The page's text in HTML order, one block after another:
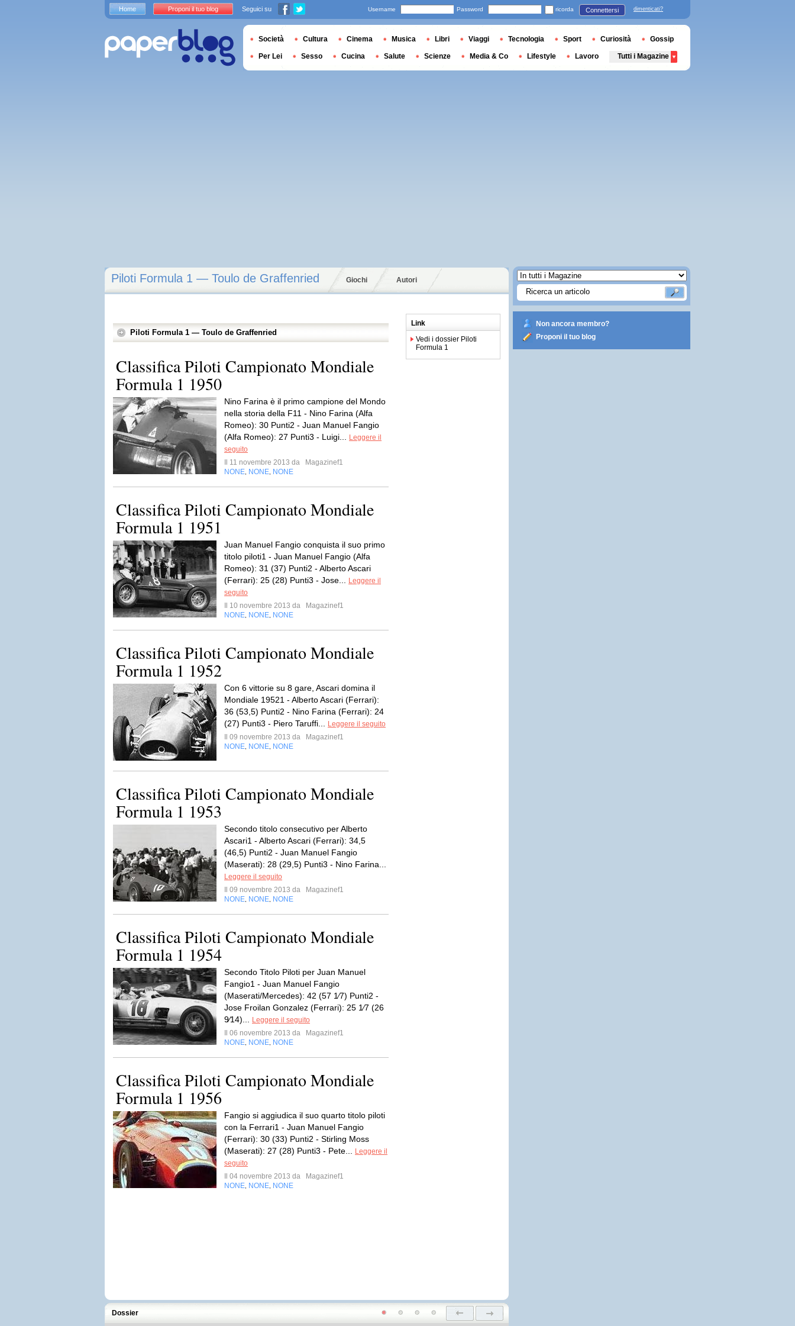
Piloti Formula 1 — Toulo de Graffenried Giochi Autori
Piloti Formula 1 — Toulo de Graffenried
Classifica Piloti Campionato Mondiale
Formula 1 1950
Nino Farina è il primo campione del Mondo
nella storia della F11 - Nino Farina (Alfa
Romeo): 30 Punti2 - Juan Manuel Fangio
(Alfa Romeo): 27 Punti3 - Luigi...
Leggere il
seguito
Il 11 novembre 2013 da
Magazinef1
NONE NONE NONE
Classifica Piloti Campionato Mondiale
Formula 1 1951
Juan Manuel Fangio conquista il suo primo
titolo piloti1 - Juan Manuel Fangio (Alfa
Romeo): 31 (37) Punti2 - Alberto Ascari
(Ferrari): 25 (28) Punti3 - Jose...
Leggere il
seguito
Il 10 novembre 2013 da
Magazinef1
NONE NONE NONE
Classifica Piloti Campionato Mondiale
Formula 1 1952
Con 6 vittorie su 8 gare, Ascari domina il
Mondiale 19521 - Alberto Ascari (Ferrari):
36 (53,5) Punti2 - Nino Farina (Ferrari): 24
(27) Punti3 - Piero Taruffi...
Leggere il seguito
Il 09 novembre 2013 da
Magazinef1
NONE NONE NONE
Classifica Piloti Campionato Mondiale
Formula 1 1953
Secondo titolo consecutivo per Alberto
Ascari1 - Alberto Ascari (Ferrari): 34,5
(46,5) Punti2 - Juan Manuel Fangio
(Maserati): 28 (29,5) Punti3 - Nino Farina...
Leggere il seguito
Il 09 novembre 2013 da
Magazinef1
NONE NONE NONE
Classifica Piloti Campionato Mondiale
Formula 1 1954
Secondo Titolo Piloti per Juan Manuel
Fangio1 - Juan Manuel Fangio
(Maserati/Mercedes): 42 (57 1⁄7) Punti2 -
Jose Froilan Gonzalez (Ferrari): 25 1⁄7 (26
9⁄14)...
Leggere il seguito
Il 06 novembre 2013 da
Magazinef1
NONE NONE NONE
Classifica Piloti Campionato Mondiale
Formula 1 1956
Fangio si aggiudica il suo quarto titolo piloti
con la Ferrari1 - Juan Manuel Fangio
(Ferrari): 30 (33) Punti2 - Stirling Moss
(Maserati): 27 (28) Punti3 - Pete...
Leggere il
seguito
Il 04 novembre 2013 da
Magazinef1
NONE NONE NONE
Link
Vedi i dossier Piloti
Formula 1
Dossier
Non ancora membro?
Proponi il tuo blog
Home Proponi il tuo blog Seguici su Username Password ricorda Connettersi dimenticati?
Società Cultura Cinema Musica Libri Viaggi Tecnologia Sport Curiosità Gossip
Per Lei Sesso Cucina Salute Scienze Media & Co Lifestyle Lavoro Tutti i Magazine